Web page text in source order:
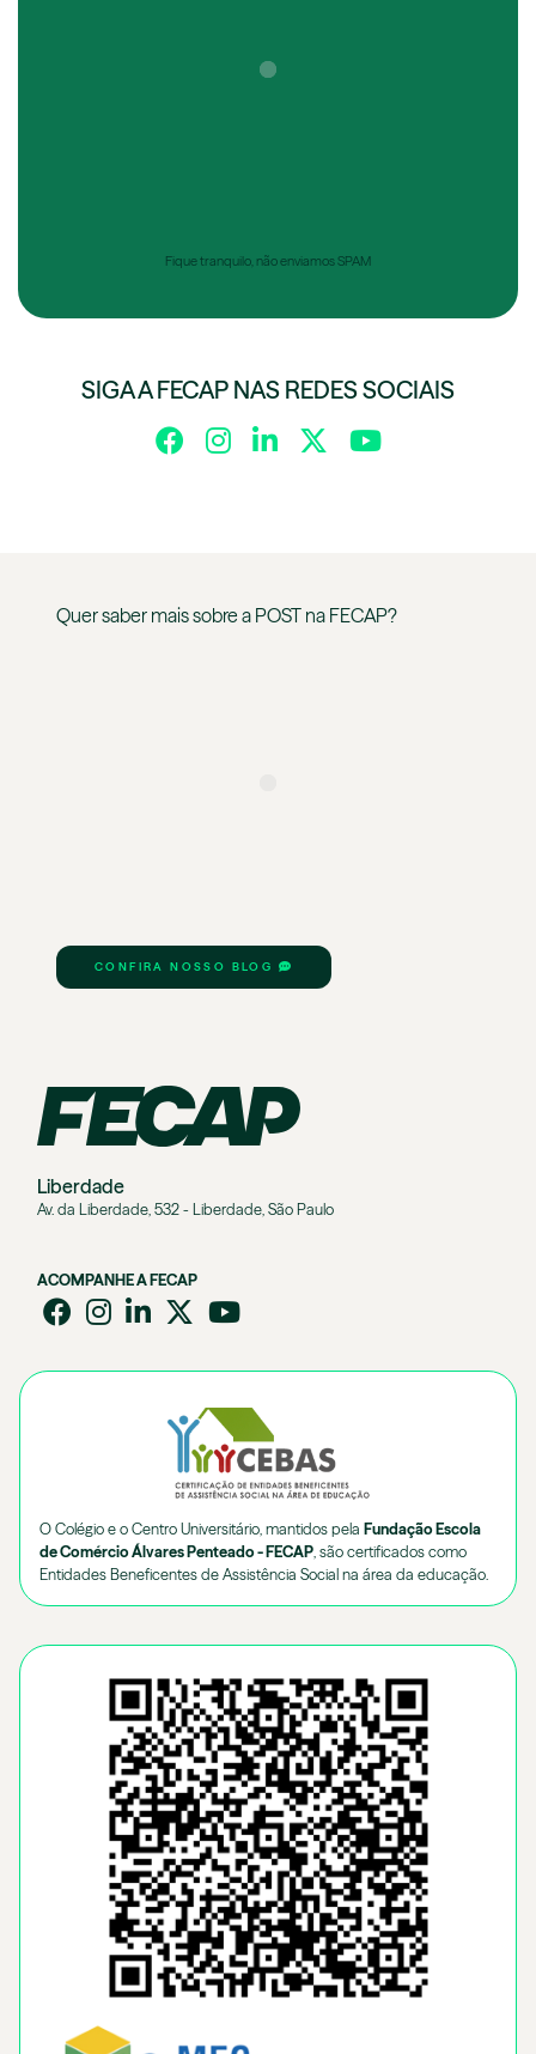
Fique tranquilo, não enviamos SPAM
SIGA A FECAP NAS REDES SOCIAIS
Quer saber mais sobre a POST na FECAP?
CONFIRA NOSSO BLOG
Liberdade
Av. da Liberdade, 532 - Liberdade, São Paulo
ACOMPANHE A FECAP
O Colégio e o Centro Universitário, mantidos pela Fundação Escola
de Comércio Álvares Penteado - FECAP , são certificados como
Entidades Beneficentes de Assistência Social na área da educação.